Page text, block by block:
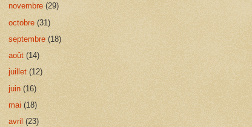
novembre(29)
octobre(31)
septembre(18)
août(14)
juillet(12)
juin(16)
mai(18)
avril(23)